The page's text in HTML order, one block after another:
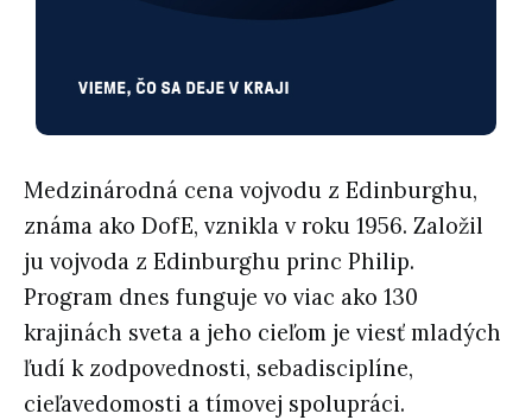
Medzinárodná cena vojvodu z Edinburghu,
známa ako DofE, vznikla v roku 1956. Založil
ju vojvoda z Edinburghu princ Philip.
Program dnes funguje vo viac ako 130
krajinách sveta a jeho cieľom je viesť mladých
ľudí k zodpovednosti, sebadisciplíne,
cieľavedomosti a tímovej spolupráci.